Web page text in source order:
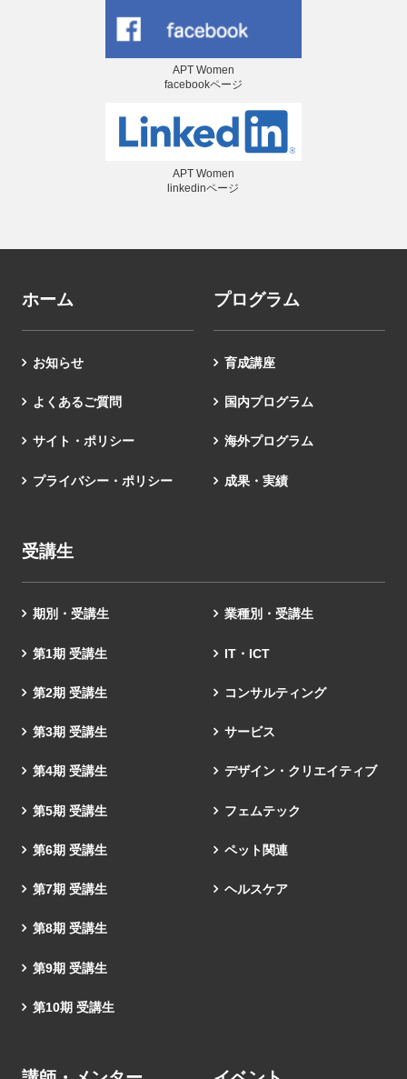
APT Women
facebookページ
APT Women
linkedinページ
ホーム
お知らせ
よくあるご質問
サイト・ポリシー
プライバシー・ポリシー
プログラム
育成講座
国内プログラム
海外プログラム
成果・実績
受講生
期別・受講生
第1期 受講生
第2期 受講生
第3期 受講生
第4期 受講生
第5期 受講生
第6期 受講生
第7期 受講生
第8期 受講生
第9期 受講生
第10期 受講生
業種別・受講生
IT・ICT
コンサルティング
サービス
デザイン・クリエイティブ
フェムテック
ペット関連
ヘルスケア